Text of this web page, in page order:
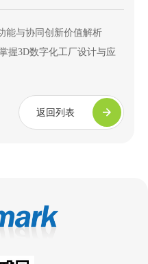
能与协同创新价值解析​
握3D数字化工厂设计与应
返回列表